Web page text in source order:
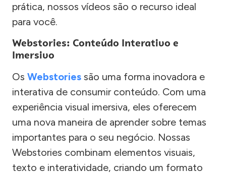
prática, nossos vídeos são o recurso ideal
para você.
Webstories: Conteúdo Interativo e
Imersivo
Os Webstories são uma forma inovadora e
interativa de consumir conteúdo. Com uma
experiência visual imersiva, eles oferecem
uma nova maneira de aprender sobre temas
importantes para o seu negócio. Nossas
Webstories combinam elementos visuais,
texto e interatividade, criando um formato